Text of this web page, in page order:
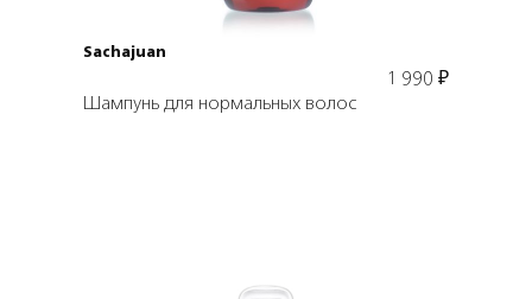
Sachajuan
1 990 ₽
Шампунь для нормальных волос